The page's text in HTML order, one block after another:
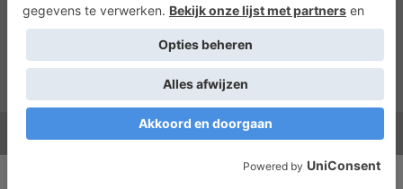
Cookies
Copyright 2026 ©Lots of Molly